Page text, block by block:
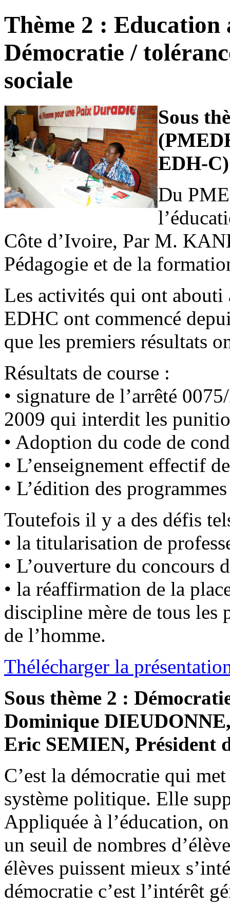
Thème 2 : Education
Démocratie /
sociale
Sous
EDH-C)
Du
Côte d’Ivoire, Par M.
Pédagogie et de la
Les activités qui ont
EDHC ont commencé
que les premiers résultats
Résultats de course :
• signature de l’arrêté
2009 qui interdit les
• Adoption du code de
• L’enseignement effectif
• L’édition des
Toutefois il y a des défis
• la titularisation de
• L’ouverture du concours
• la réaffirmation de la
discipline mère de tous les
de l’homme.
Thélécharger la
Sous thème 2 :
Dominique
Eric SEMIEN, Président
C’est la démocratie qui
système politique. Elle
Appliquée à l’éducation,
un seuil de nombres
élèves puissent mieux
démocratie c’est l’intérêt